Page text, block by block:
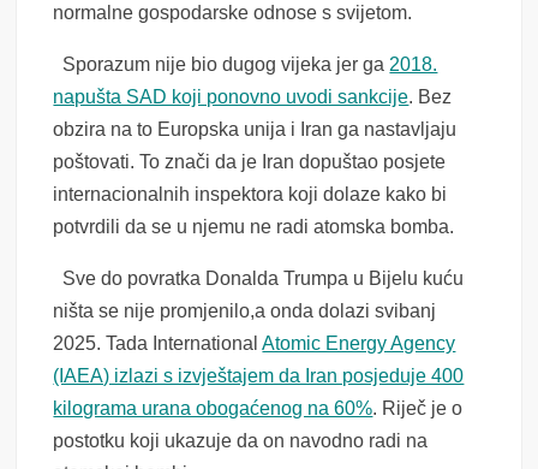
normalne gospodarske odnose s svijetom.
Sporazum nije bio dugog vijeka jer ga 2018.
napušta SAD koji ponovno uvodi sankcije. Bez
obzira na to Europska unija i Iran ga nastavljaju
poštovati. To znači da je Iran dopuštao posjete
internacionalnih inspektora koji dolaze kako bi
potvrdili da se u njemu ne radi atomska bomba.
Sve do povratka Donalda Trumpa u Bijelu kuću
ništa se nije promjenilo,a onda dolazi svibanj
2025. Tada InternationalAtomic Energy Agency
(IAEA) izlazi s izvještajem da Iran posjeduje 400
kilograma urana obogaćenog na 60%. Riječ je o
postotku koji ukazuje da on navodno radi na